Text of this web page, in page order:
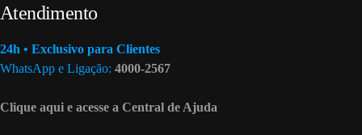
Atendimento
24h • Exclusivo para Clientes
WhatsApp e Ligação: 4000-2567
Clique aqui e acesse a Central de Ajuda